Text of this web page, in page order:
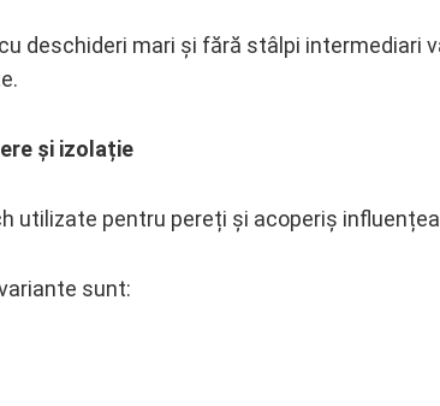
deschideri mari și fără stâlpi
și izolație
utilizate pentru pereți și acoperiș
sunt: